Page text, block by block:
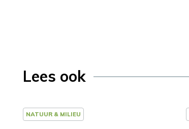
Lees ook
NATUUR & MILIEU